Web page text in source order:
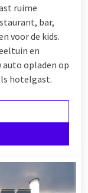
ruime
bar,
voor de kids.
en
auto opladen op
hotelgast.